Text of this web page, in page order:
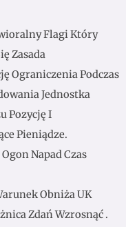
Flagi Który
Zasada
Ograniczenia Podczas
Jednostka
Pozycję I
Pieniądze.
Napad Czas
Obniża UK
Zdań Wzrosnąć .